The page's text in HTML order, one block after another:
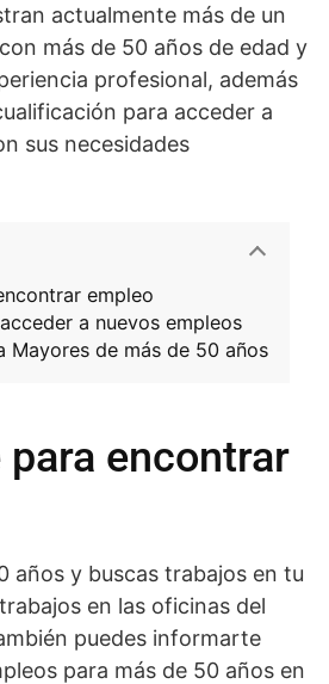
actualmente más de un
más de 50 años de edad y
profesional, además
para acceder a
sus necesidades
empleo
a nuevos empleos
Mayores de más de 50 años
encontrar
años y buscas trabajos en tu
en las oficinas del
puedes informarte
para más de 50 años en